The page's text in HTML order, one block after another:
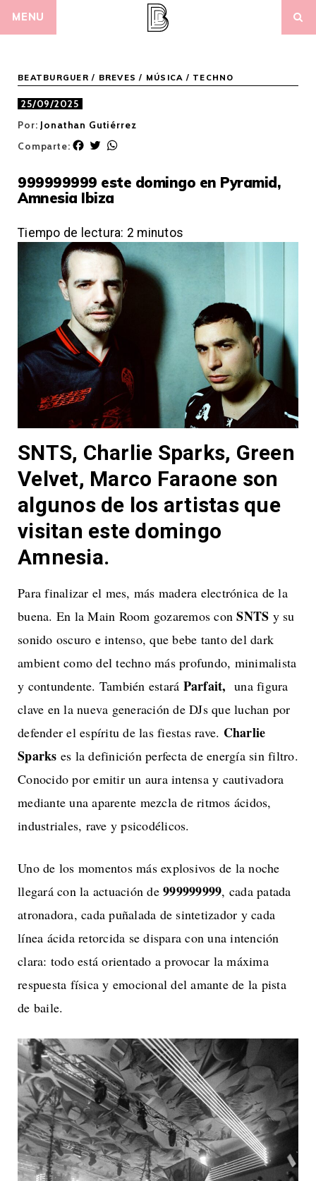
MENU
BEATBURGUER / BREVES / MÚSICA / TECHNO
25/09/2025
Por: Jonathan Gutiérrez
Comparte:
F
e
b
o
k
T
t
t
r
t
p
p
999999999 este domingo en Pyramid,
Amnesia Ibiza
Tiempo de lectura: 2 minutos
SNTS, Charlie Sparks, Green
Velvet, Marco Faraone son
algunos de los artistas que
visitan este domingo
Amnesia.
Para finalizar el mes, más madera electrónica de la
buena. En la Main Room gozaremos conSNTS y su
sonido oscuro e intenso, que bebe tanto del dark
ambient como del techno más profundo, minimalista
y contundente. También estará Parfait, una figura
clave en la nueva generación de DJs que luchan por
defender el espíritu de las fiestas rave. Charlie
Sparks es la definición perfecta de energía sin filtro.
Conocido por emitir un aura intensa y cautivadora
mediante una aparente mezcla de ritmos ácidos,
industriales, rave y psicodélicos.
Uno de los momentos más explosivos de la noche
llegará con la actuación de 999999999, cada patada
atronadora, cada puñalada de sintetizador y cada
línea ácida retorcida se dispara con una intención
clara: todo está orientado a provocar la máxima
respuesta física y emocional del amante de la pista
de baile.